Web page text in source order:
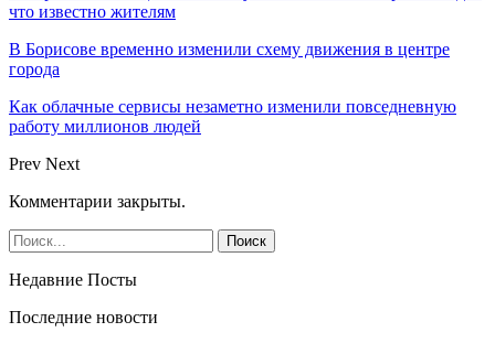
что известно жителям
В Борисове временно изменили схему движения в центре
города
Как облачные сервисы незаметно изменили повседневную
работу миллионов людей
Prev Next
Комментарии закрыты.
Недавние Посты
Последние новости